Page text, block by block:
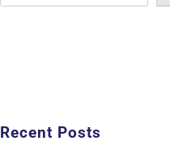
Recent Posts